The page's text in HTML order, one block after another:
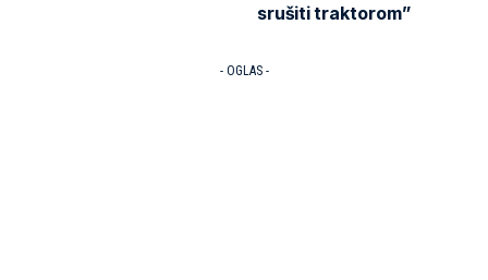
srušiti traktorom”
- OGLAS -